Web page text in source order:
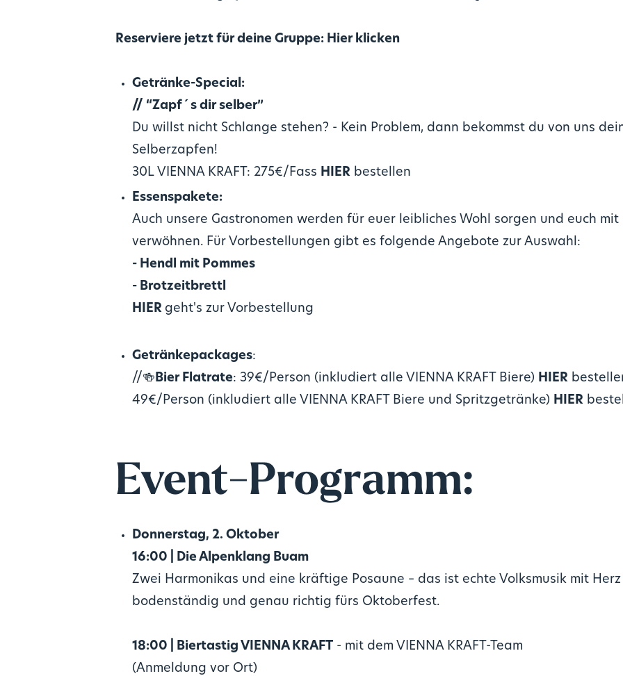
Reserviere jetzt für deine Gruppe: Hier klicken
Getränke-Special:
// “Zapf´s dir selber”
Du willst nicht Schlange stehen? - Kein Problem, dann bekommst du von uns
Selberzapfen!
30L VIENNA KRAFT: 275€/Fass HIER bestellen
Essenspakete:
Auch unsere Gastronomen werden für euer leibliches Wohl sorgen und euch
verwöhnen. Für Vorbestellungen gibt es folgende Angebote zur Auswahl:
- Hendl mit Pommes
- Brotzeitbrettl
HIER geht's zur Vorbestellung
Getränkepackages:
//🍻 Bier Flatrate: 39€/Person (inkludiert alle VIENNA KRAFT Biere) HIER
49€/Person (inkludiert alle VIENNA KRAFT Biere und Spritzgetränke) H IER
Event-Programm:
Donnerstag, 2. Oktober
16:00 | Die Alpenklang Buam
Zwei Harmonikas und eine kräftige Posaune – das ist echte Volksmusik mit
bodenständig und genau richtig fürs Oktoberfest.
18:00 | Biertastig VIENNA KRAFT
- mit dem VIENNA KRAFT-Team
(Anmeldung vor Ort)